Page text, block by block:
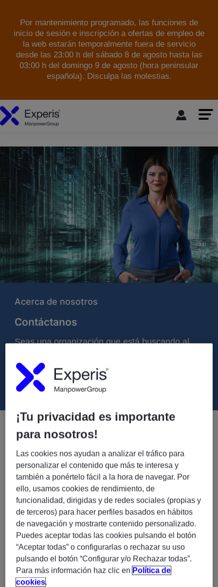
Por mantenimiento programado, las funciones de
inicio de sesión e inscripción a ofertas de empleo de
la web estarán temporalmente fuera de servicio
desde las 23:00 h del sábado 8 de agosto hasta las
03:00 h del domingo 9 de agosto (hora peninsular
española). Disculpa las molestias.
Acerca de nosotros
Contáctanos
Seas una organización que está buscando al
o un profesional del sector IT que quiere dar el
siguiente paso en su carrera, te escuchamos.
Selecciona una de las opciones:
Soy un cliente
Soy un candidato / Colaborador
¡Tu privacidad es importante
para nosotros!
Las cookies nos ayudan a analizar el tráfico para
personalizar el contenido que más te interesa y
también a ponértelo fácil a la hora de navegar. Por
ello, usamos cookies de rendimiento, de
funcionalidad, dirigidas y de redes sociales (propias y
de terceros) para hacer perfiles basados en hábitos
de navegación y mostrarte contenido personalizado.
Puedes aceptar todas las cookies pulsando el botón
“Aceptar todas” o configurarlas o rechazar su uso
pulsando el botón “Configurar y/o Rechazar todas”.
Para más información haz clic en Política de
cookies.